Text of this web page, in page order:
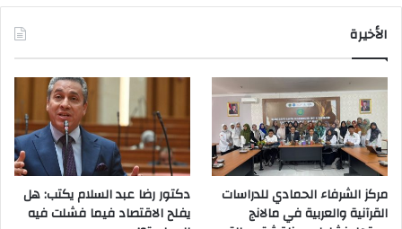
الأخيرة
مركز الشرفاء الحمادي للدراسات
القرآنية والعربية في مالانج
دكتور رضا عبد السلام يكتب: هل
يفلح الاقتصاد فيما فشلت فيه